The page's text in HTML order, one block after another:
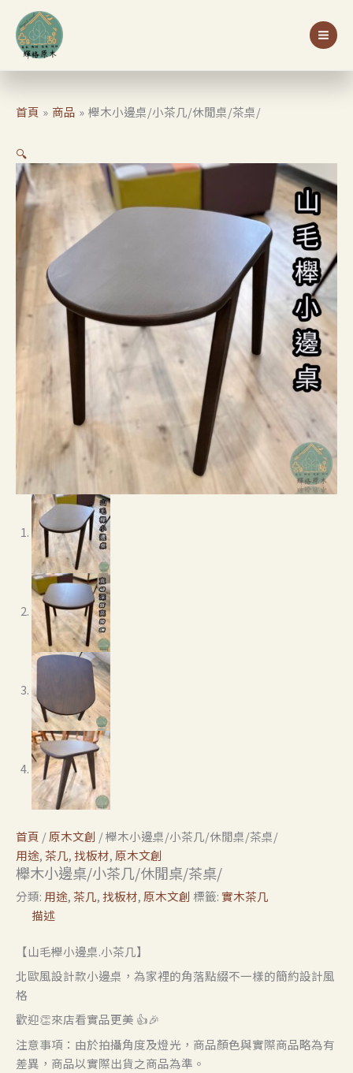
首頁 商品 櫸木小邊桌/小茶几/休閒桌/茶桌/
🔍
首頁 /原木文創 / 櫸木小邊桌/小茶几/休閒桌/茶桌/
用途,茶几,找板材, 原木文創
櫸木小邊桌/小茶几/休閒桌/茶桌/
分類: 用途,茶几,找板材, 原木文創 標籤:實木茶几
描述
【山毛櫸小邊桌.小茶几】
北歐風設計款小邊桌，為家裡的角落點綴不一樣的簡約設計風
格
歡迎👏來店看實品更美 👍🎉
注意事項：由於拍攝角度及燈光，商品顏色與實際商品略為有
差異，商品以實際出貨之商品為準。